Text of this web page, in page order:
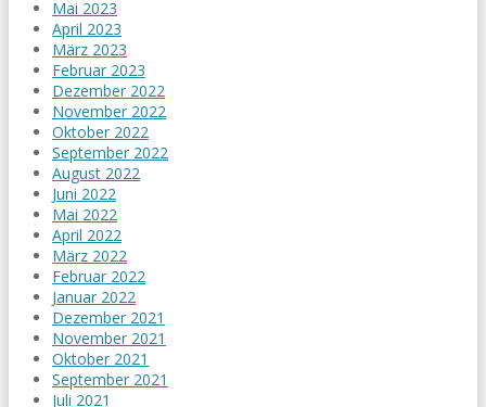
Mai 2023
April 2023
März 2023
Februar 2023
Dezember 2022
November 2022
Oktober 2022
September 2022
August 2022
Juni 2022
Mai 2022
April 2022
März 2022
Februar 2022
Januar 2022
Dezember 2021
November 2021
Oktober 2021
September 2021
Juli 2021